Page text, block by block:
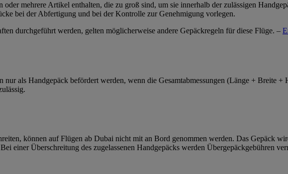
mehrere Artikel enthalten, die zu groß sind, um sie innerhalb der zulässigen
bei der Abfertigung und bei der Kontrolle zur Genehmigung vorlegen.
durchgeführt werden, gelten möglicherweise andere Gepäckregeln für diese Flüge. –
als Handgepäck befördert werden, wenn die Gesamtabmessungen (Länge + Breite +
können auf Flügen ab Dubai nicht mit an Bord genommen werden. Das Gepäck
einer Überschreitung des zugelassenen Handgepäcks werden Übergepäckgebühren